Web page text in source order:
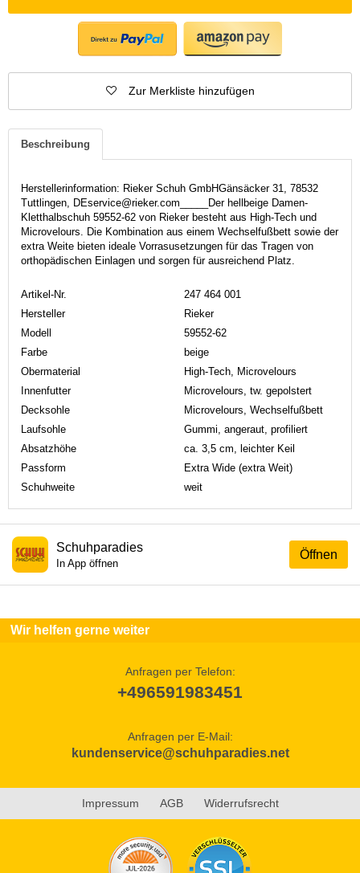
Zur Merkliste hinzufügen
Beschreibung
Herstellerinformation: Rieker Schuh GmbHGänsäcker 31, 78532
Tuttlingen, DEservice@rieker.com_____Der hellbeige Damen-
Kletthalbschuh 59552-62 von Rieker besteht aus High-Tech und
Microvelours. Die Kombination aus einem Wechselfußbett sowie der
extra Weite bieten ideale Vorrasusetzungen für das Tragen von
orthopädischen Einlagen und sorgen für ausreichend Platz.
Artikel-Nr.
247 464 001
Hersteller
Rieker
Modell
59552-62
Farbe
beige
Obermaterial
High-Tech, Microvelours
Innenfutter
Microvelours, tw. gepolstert
Decksohle
Microvelours, Wechselfußbett
Laufsohle
Gummi, angeraut, profiliert
Absatzhöhe
ca. 3,5 cm, leichter Keil
Passform
Extra Wide (extra Weit)
Schuhweite
weit
Öffnen
Schuhparadies
In App öffnen
Wir helfen gerne weiter
Anfragen per Telefon:
+496591983451
Anfragen per E-Mail:
kundenservice@schuhparadies.net
Impressum AGB Widerrufsrecht